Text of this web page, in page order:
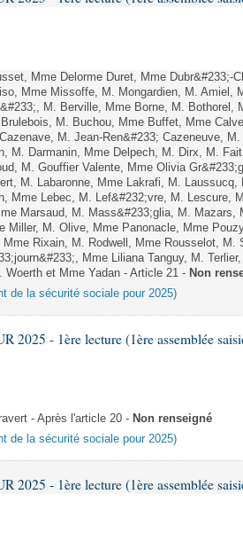
Mme Delorme Duret, Mme Dubr&#233;-
Mme Missoffe, M. Mongardien, M. Amiel,
M. Berville, Mme Borne, M. Bothorel,
M. Buchou, Mme Buffet, Mme
M. Jean-Ren&#233; Cazeneuve,
M. Darmanin, Mme Delpech, M. Dirx, M.
M. Gouffier Valente, Mme Olivia
M. Labaronne, Mme Lakrafi, M. Laussucq,
Mme Lebec, M. Lef&#232;vre, M. Lescure,
Marsaud, M. Mass&#233;glia, M. Mazars,
Miller, M. Olive, Mme Panonacle, Mme
Rixain, M. Rodwell, Mme Rousselot, M.
Mme Liliana Tanguy, M.
Woerth et Mme Yadan - Article 21 - Non
de la sécurité sociale pour 2025)
2025 - 1ère lecture (1ère assemblée
- Après l'article 20 - Non renseigné
de la sécurité sociale pour 2025)
2025 - 1ère lecture (1ère assemblée